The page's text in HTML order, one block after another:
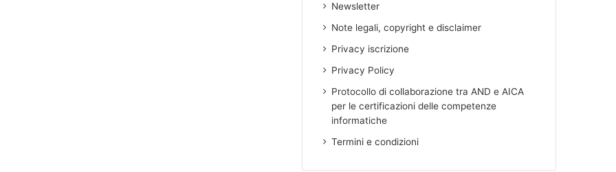
Newsletter
Note legali, copyright e disclaimer
Privacy iscrizione
Privacy Policy
Protocollo di collaborazione tra AND e AICA
per le certificazioni delle competenze
informatiche
Termini e condizioni